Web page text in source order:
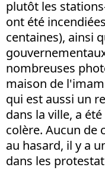
plutôt les
ont été
centaines), ainsi
nombreuses
maison de
qui est aussi un
dans la ville, a
colère. Aucun de
au hasard, il y a
dans les